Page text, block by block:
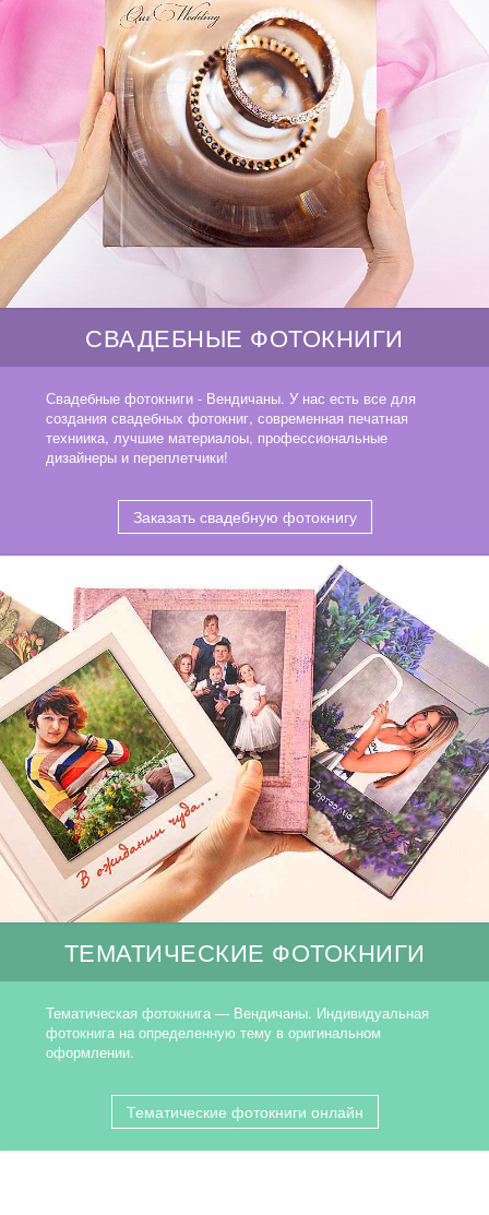
СВАДЕБНЫЕ ФОТОКНИГИ
Свадебные фотокниги - Вендичаны. У нас есть все для
создания свадебных фотокниг, современная печатная
техниика, лучшие материалоы, профессиональные
дизайнеры и переплетчики!
Заказать свадебную фотокнигу
ТЕМАТИЧЕСКИЕ ФОТОКНИГИ
Тематическая фотокнига — Вендичаны. Индивидуальная
фотокнига на определенную тему в оригинальном
оформлении.
Тематические фотокниги онлайн